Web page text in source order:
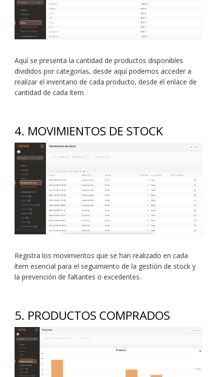
Aquí se presenta la cantidad de productos disponibles
divididos por categorías, desde aquí podemos acceder a
realizar el inventario de cada producto, desde el enlace de
cantidad de cada ítem.
4. MOVIMIENTOS DE STOCK
Registra los movimientos que se han realizado en cada
ítem esencial para el seguimiento de la gestión de stock y
la prevención de faltantes o excedentes.
5. PRODUCTOS COMPRADOS